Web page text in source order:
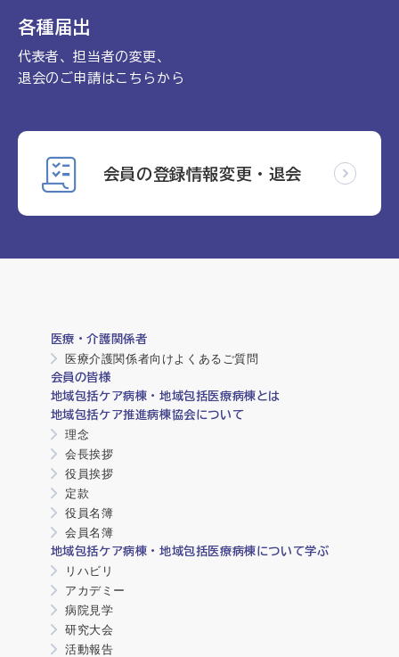
各種届出
代表者、担当者の変更、
退会のご申請はこちらから
会員の登録情報変更・退会
医療・介護関係者
医療介護関係者向けよくあるご質問
会員の皆様
地域包括ケア病棟・地域包括医療病棟とは
地域包括ケア推進病棟協会について
理念
会長挨拶
役員挨拶
定款
役員名簿
会員名簿
地域包括ケア病棟・地域包括医療病棟について学ぶ
リハビリ
アカデミー
病院見学
研究大会
活動報告